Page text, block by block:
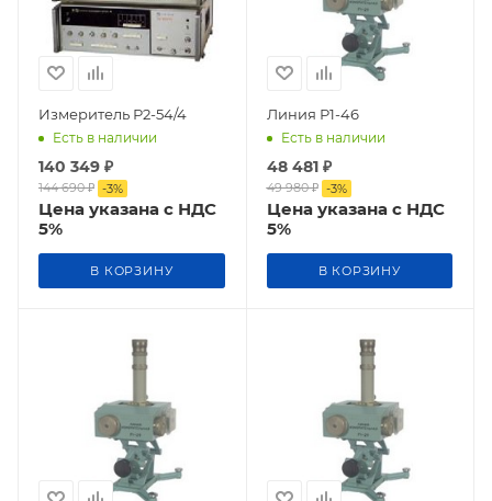
Измеритель Р2-54/4
Есть в наличии
140 349 ₽
144 690₽ -3%
Цена указана с НДС
5%
В КОРЗИНУ
Линия Р1-46
Есть в наличии
48 481₽
49 980₽ -3%
Цена указана с НДС
5%
В КОРЗИНУ